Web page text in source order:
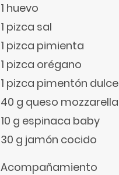
1 huevo
1 pizca sal
1 pizca pimienta
1 pizca orégano
1 pizca pimentón dulce
40 g queso mozzarella
10 g espinaca baby
30 g jamón cocido
Acompañamiento